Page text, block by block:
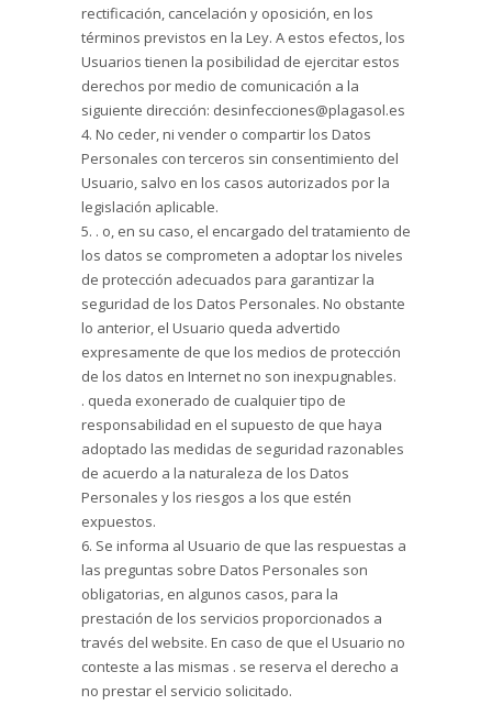
rectificación, cancelación y oposición, en los
términos previstos en la Ley. A estos efectos, los
Usuarios tienen la posibilidad de ejercitar estos
derechos por medio de comunicación a la
siguiente dirección: desinfecciones@plagasol.es
4. No ceder, ni vender o compartir los Datos
Personales con terceros sin consentimiento del
Usuario, salvo en los casos autorizados por la
legislación aplicable.
5. . o, en su caso, el encargado del tratamiento de
los datos se comprometen a adoptar los niveles
de protección adecuados para garantizar la
seguridad de los Datos Personales. No obstante
lo anterior, el Usuario queda advertido
expresamente de que los medios de protección
de los datos en Internet no son inexpugnables.
. queda exonerado de cualquier tipo de
responsabilidad en el supuesto de que haya
adoptado las medidas de seguridad razonables
de acuerdo a la naturaleza de los Datos
Personales y los riesgos a los que estén
expuestos.
6. Se informa al Usuario de que las respuestas a
las preguntas sobre Datos Personales son
obligatorias, en algunos casos, para la
prestación de los servicios proporcionados a
través del website. En caso de que el Usuario no
conteste a las mismas . se reserva el derecho a
no prestar el servicio solicitado.